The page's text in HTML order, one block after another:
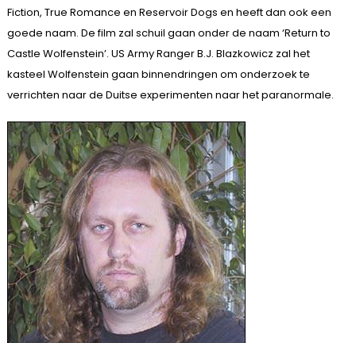
Fiction, True Romance en Reservoir Dogs en heeft dan ook een
goede naam. De film zal schuil gaan onder de naam ‘Return to
Castle Wolfenstein’. US Army Ranger B.J. Blazkowicz zal het
kasteel Wolfenstein gaan binnendringen om onderzoek te
verrichten naar de Duitse experimenten naar het paranormale.